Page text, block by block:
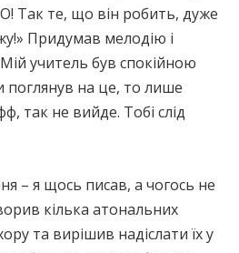
Так те, що він робить, дуже
Придумав мелодію і
учитель був спокійною
на це, то лише
так не вийде. Тобі слід
– я щось писав, а чогось не
кілька атональних
та вирішив надіслати їх у